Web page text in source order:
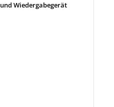
Wiedergabegerät